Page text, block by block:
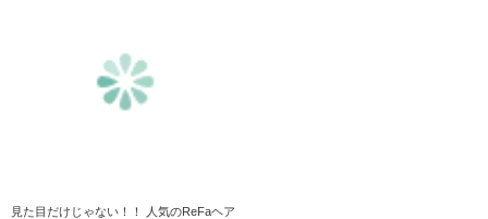
見た目だけじゃない！！ 人気のReFaヘア